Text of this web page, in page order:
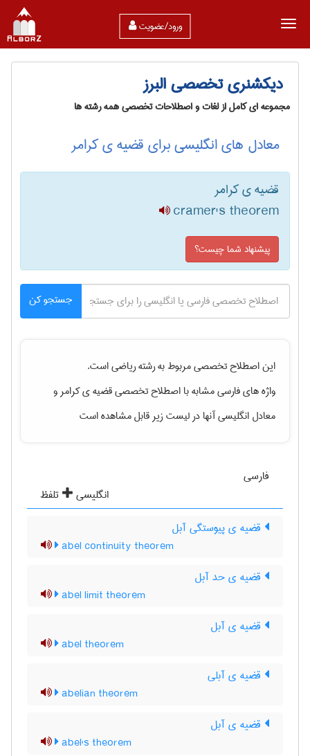
ورود/عضویت
دیکشنری تخصصی البرز
مجموعه ای کامل از لغات و اصطلاحات تخصصی همه رشته ها
معادل های انگلیسی برای قضیه ی کرامر
قضیه ی کرامر
cramer's theorem
پیشنهاد شما چیست؟
جستجو کن
این اصطلاح تخصصی مربوط به رشتهرياضیاست.
واژه های فارسی مشابه با اصطلاح تخصصیقضیه ی کرامرو
معادل انگلیسی آنها در لیست زیر قابل مشاهده است
فارسی
انگلیسی
تلفظ
قضیه ی پیوستگی آبل
abel continuity theorem
قضیه ی حد آبل
abel limit theorem
قضیه ی آبل
abel theorem
قضیه ی آبلی
abelian theorem
قضیه ی آبل
abel's theorem